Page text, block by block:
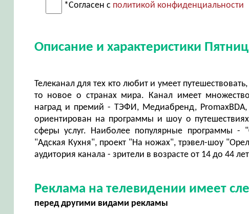
*Согласен с политикой конфиденциальности
Описание и характеристики
Телеканал для тех кто любит и умеет
то новое о странах мира. Канал имеет
наград и премий - ТЭФИ, Медиабренд, PromaxBDA,
ориентирован на программы и шоу о
сферы услуг. Наиболее популярные программы -
"Адская Кухня", проект "На ножах", трэвел-шоу
аудитория канала - зрители в возрасте от 14 до 44
Реклама на телевидении имеет
перед другими видами рекламы